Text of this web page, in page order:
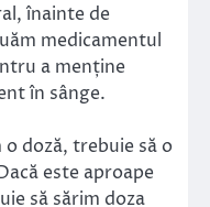
înainte de
medicamentul
a menține
în sânge.
o doză, trebuie să o
este aproape
să sărim doza